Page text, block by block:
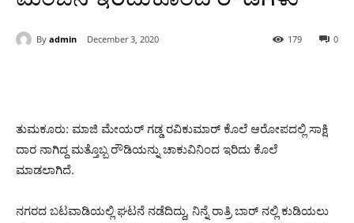
By admin December 3, 2020 0
179
ತುಮಕೂರು: ಮಾಜಿ ಮೇಯರ್ ಗಡ್ಡ ರವಿಕುಮಾರ್ ಕೊಲೆ ಆರೋಪದಲ್ಲಿ ಸಾಕ್ಷಿ
ದಾರ ನಾಗಿದ್ದ ಮತ್ತೊಬ್ಬ ರೌಡಿಯನ್ನು ಚಾಕುವಿನಿಂದ ಇರಿದು ಕೊಲೆ
ಮಾಡಲಾಗಿದೆ.
ನಗರದ ಬಟವಾಡಿಯಲ್ಲಿ ಘಟನೆ ನಡೆದಿದ್ದು, ನಿನ್ನೆ ರಾತ್ರಿ ಬಾರ್ ನಲ್ಲಿ ಕುಡಿಯಲು